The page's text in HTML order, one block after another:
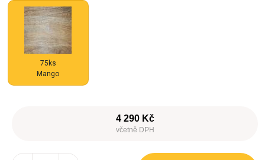
75ks
Mango
4 290 Kč
včetně DPH